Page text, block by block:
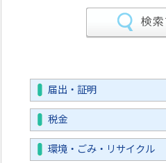
届出・証明
税金
環境・ごみ・リサイクル